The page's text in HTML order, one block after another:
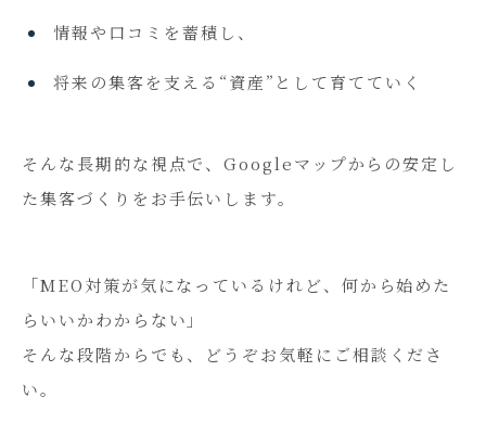
情報や口コミを蓄積し、
将来の集客を支える“資産”として育てていく
そんな長期的な視点で、Googleマップからの安定し
た集客づくりをお手伝いします。
「MEO対策が気になっているけれど、何から始めた
らいいかわからない」
そんな段階からでも、どうぞお気軽にご相談くださ
い。